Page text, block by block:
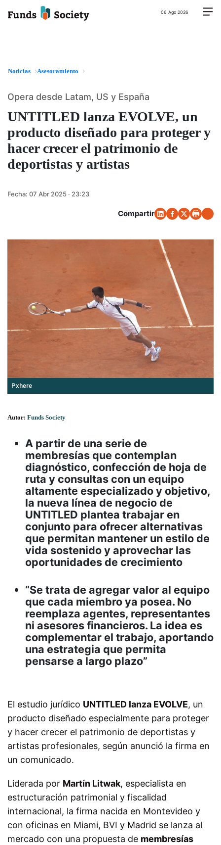
06 Ago 2026
Noticias Asesoramiento
UNTITLED lanza EVOLVE, un
producto diseñado para proteger y
hacer crecer el patrimonio de
deportistas y artistas
Opera desde Latam, US y España
Fecha: 07 Abr 2025 · 23:23
Compartir
Pxhere
Autor: Funds Society
A partir de una serie de
membresías que contemplan
diagnóstico, confección de hoja de
ruta y consultas con un equipo
altamente especializado y objetivo,
la nueva línea de negocio de
UNTITLED plantea trabajar en
conjunto para ofrecer alternativas
que permitan mantener un estilo de
vida sostenido y aprovechar las
oportunidades de crecimiento
“Se trata de agregar valor al equipo
que cada miembro ya posea. No
reemplaza agentes, representantes
ni asesores financieros. La idea es
complementar el trabajo, aportando
una estrategia que permita
pensarse a largo plazo”
El estudio jurídico UNTITLED lanza EVOLVE, un
producto diseñado especialmente para proteger
y hacer crecer el patrimonio de deportistas y
artistas profesionales, según anunció la firma en
un comunicado.
Liderada por Martín Litwak, especialista en
estructuración patrimonial y fiscalidad
internacional, la firma nacida en Montevideo y
con oficinas en Miami, BVI y Madrid se lanza al
mercado con una propuesta de membresías